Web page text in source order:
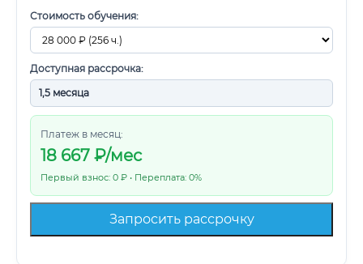
Стоимость обучения:
Доступная рассрочка:
Платеж в месяц:
18 667 ₽/мес
Первый взнос: 0 ₽ • Переплата: 0%
Запросить рассрочку